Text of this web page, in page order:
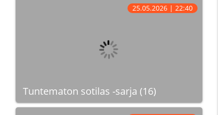
Tuntematon sotilas -sarja (16)
25.05.2026 | 22:40